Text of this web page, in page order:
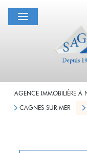
AGENCE IMMOBILIÈRE À
CAGNES SUR MER